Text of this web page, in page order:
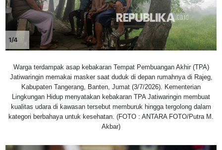
1/4
Warga terdampak asap kebakaran Tempat Pembuangan Akhir (TPA)
Jatiwaringin memakai masker saat duduk di depan rumahnya di Rajeg,
Kabupaten Tangerang, Banten, Jumat (3/7/2026). Kementerian
Lingkungan Hidup menyatakan kebakaran TPA Jatiwaringin membuat
kualitas udara di kawasan tersebut memburuk hingga tergolong dalam
kategori berbahaya untuk kesehatan. (FOTO : ANTARA FOTO/Putra M.
Akbar)